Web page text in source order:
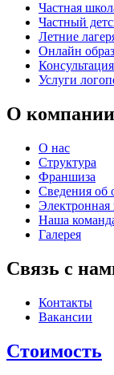
Частная
Частный
Летние
Онлайн
Услуги
О компании
О нас
Структура
Франшиза
Сведения об
Электронная
Наша
Галерея
Связь с
Контакты
Вакансии
Стоимость